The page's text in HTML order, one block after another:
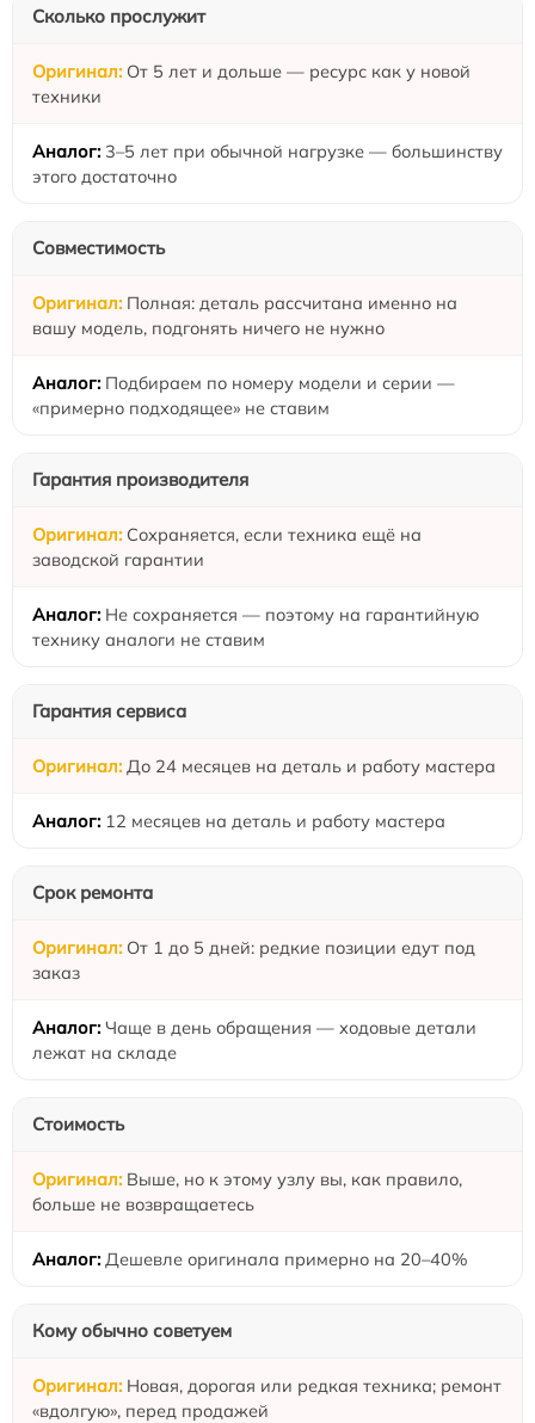
Сколько прослужит
От 5 лет и дольше — ресурс как у новой
техники
3–5 лет при обычной нагрузке — большинству
этого достаточно
Совместимость
Полная: деталь рассчитана именно на
вашу модель, подгонять ничего не нужно
Подбираем по номеру модели и серии —
«примерно подходящее» не ставим
Гарантия производителя
Сохраняется, если техника ещё на
заводской гарантии
Не сохраняется — поэтому на гарантийную
технику аналоги не ставим
Гарантия сервиса
До 24 месяцев на деталь и работу мастера
12 месяцев на деталь и работу мастера
Срок ремонта
От 1 до 5 дней: редкие позиции едут под
заказ
Чаще в день обращения — ходовые детали
лежат на складе
Стоимость
Выше, но к этому узлу вы, как правило,
больше не возвращаетесь
Дешевле оригинала примерно на 20–40%
Кому обычно советуем
Новая, дорогая или редкая техника; ремонт
«вдолгую», перед продажей